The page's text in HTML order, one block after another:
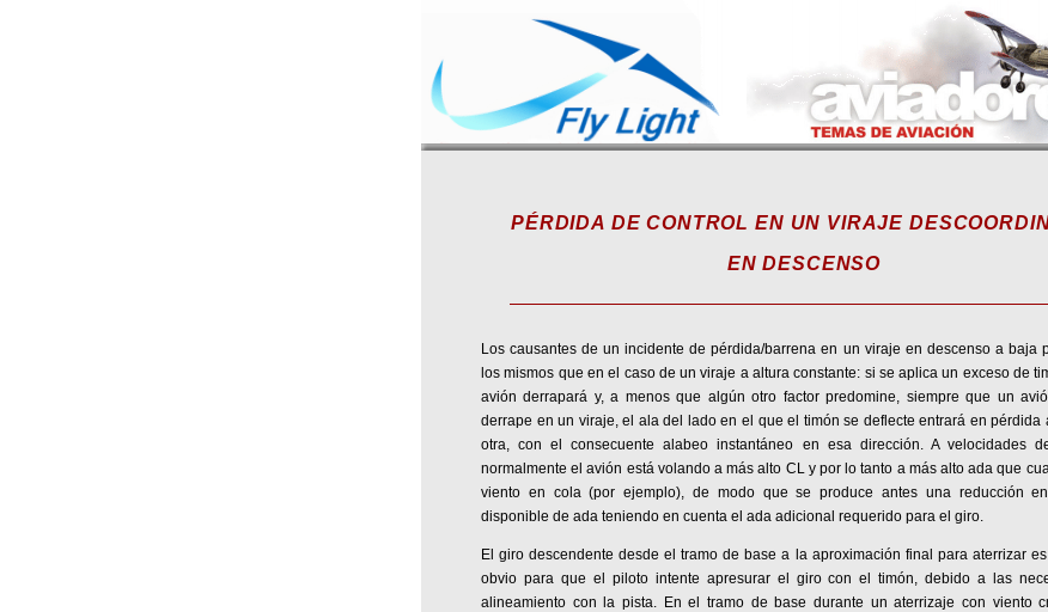
PÉRDIDA DE CONTROL EN UN VIRAJE
EN DESCENSO
Los causantes de un incidente de pérdida/barrena en un viraje en descenso a baja
los mismos que en el caso de un viraje a altura constante: si se aplica un exceso de
avión derrapará y, a menos que algún otro factor predomine, siempre que un
derrape en un viraje, el ala del lado en el que el timón se deflecte entrará en pérdida
otra, con el consecuente alabeo instantáneo en esa dirección. A velocidades
normalmente el avión está volando a más alto CL y por lo tanto a más alto ada que
viento en cola (por ejemplo), de modo que se produce antes una reducción
disponible de ada teniendo en cuenta el ada adicional requerido para el giro.
El giro descendente desde el tramo de base a la aproximación final para aterrizar
obvio para que el piloto intente apresurar el giro con el timón, debido a las
alineamiento con la pista. En el tramo de base durante un aterrizaje con viento